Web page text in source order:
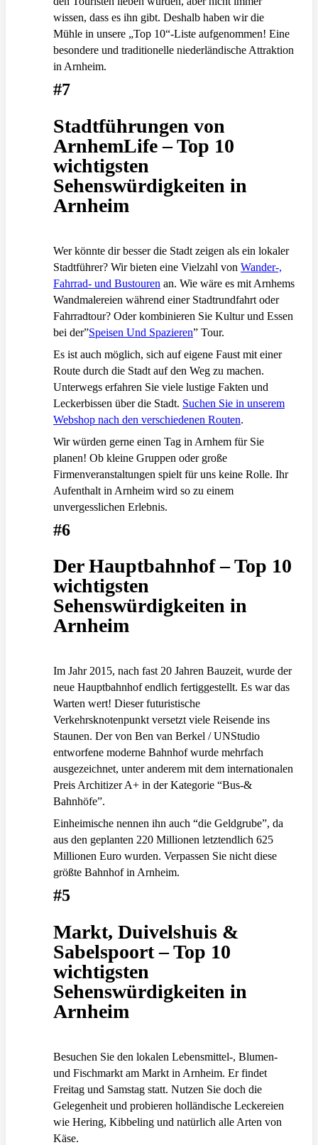
wissen, dass es ihn gibt. Deshalb haben wir die
Mühle in unsere „Top 10“-Liste aufgenommen! Eine
besondere und traditionelle niederländische Attraktion
in Arnheim.
#7
Stadtführungen von
ArnhemLife – Top 10
wichtigsten
Sehenswürdigkeiten in
Arnheim
Wer könnte dir besser die Stadt zeigen als ein lokaler
Stadtführer? Wir bieten eine Vielzahl von Wander-,
Fahrrad- und Bustouren an. Wie wäre es mit Arnhems
Wandmalereien während einer Stadtrundfahrt oder
Fahrradtour? Oder kombinieren Sie Kultur und Essen
bei der”Speisen Und Spazieren” Tour.
Es ist auch möglich, sich auf eigene Faust mit einer
Route durch die Stadt auf den Weg zu machen.
Unterwegs erfahren Sie viele lustige Fakten und
Leckerbissen über die Stadt. Suchen Sie in unserem
Webshop nach den verschiedenen Routen.
Wir würden gerne einen Tag in Arnhem für Sie
planen! Ob kleine Gruppen oder große
Firmenveranstaltungen spielt für uns keine Rolle. Ihr
Aufenthalt in Arnheim wird so zu einem
unvergesslichen Erlebnis.
#6
Der Hauptbahnhof – Top 10
wichtigsten
Sehenswürdigkeiten in
Arnheim
Im Jahr 2015, nach fast 20 Jahren Bauzeit, wurde der
neue Hauptbahnhof endlich fertiggestellt. Es war das
Warten wert! Dieser futuristische
Verkehrsknotenpunkt versetzt viele Reisende ins
Staunen. Der von Ben van Berkel / UNStudio
entworfene moderne Bahnhof wurde mehrfach
ausgezeichnet, unter anderem mit dem internationalen
Preis Architizer A+ in der Kategorie “Bus-&
Bahnhöfe”.
Einheimische nennen ihn auch “die Geldgrube”, da
aus den geplanten 220 Millionen letztendlich 625
Millionen Euro wurden. Verpassen Sie nicht diese
größte Bahnhof in Arnheim.
#5
Markt, Duivelshuis &
Sabelspoort – Top 10
wichtigsten
Sehenswürdigkeiten in
Arnheim
Besuchen Sie den lokalen Lebensmittel-, Blumen-
und Fischmarkt am Markt in Arnheim. Er findet
Freitag und Samstag statt. Nutzen Sie doch die
Gelegenheit und probieren holländische Leckereien
wie Hering, Kibbeling und natürlich alle Arten von
Käse.